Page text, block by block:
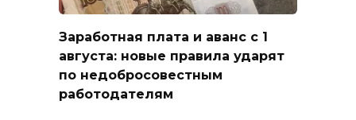
Заработная плата и аванс с 1
августа: новые правила ударят
по недобросовестным
работодателям